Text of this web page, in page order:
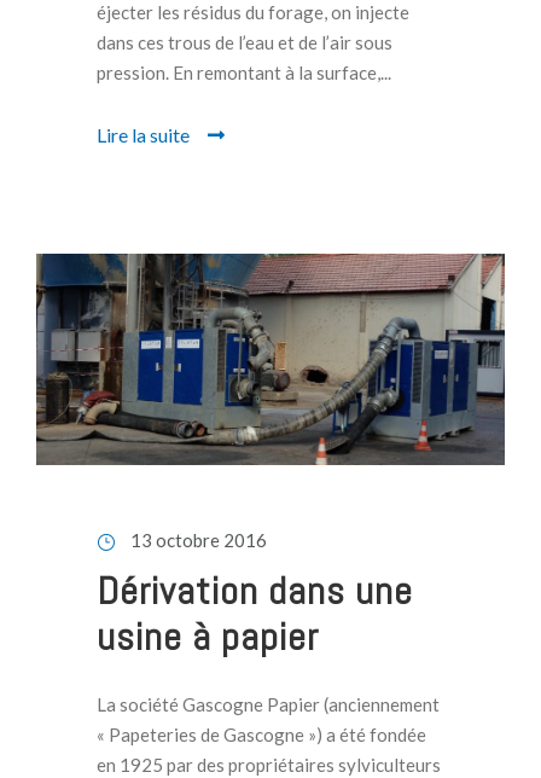
éjecter les résidus du forage, on injecte
dans ces trous de l’eau et de l’air sous
pression. En remontant à la surface,...
Lire la suite
13 octobre 2016
Dérivation dans une
usine à papier
La société Gascogne Papier (anciennement
« Papeteries de Gascogne ») a été fondée
en 1925 par des propriétaires sylviculteurs